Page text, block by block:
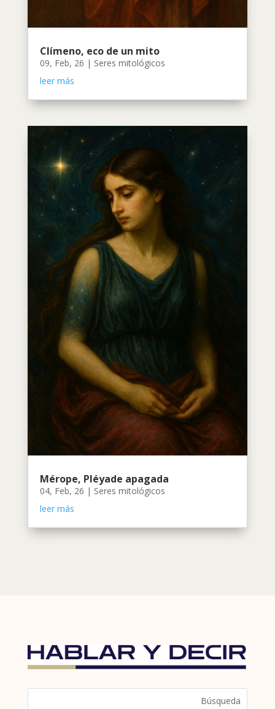
Clímeno, eco de un mito
09, Feb, 26 | Seres mitológicos
leer más
Mérope, Pléyade apagada
04, Feb, 26 | Seres mitológicos
leer más